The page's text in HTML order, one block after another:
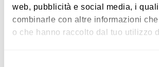
web, pubblicità e social media, i
combinarle con altre informazioni
o che hanno raccolto dal tuo utilizzo
Anaheim Viaggi
Via Borgo 1B